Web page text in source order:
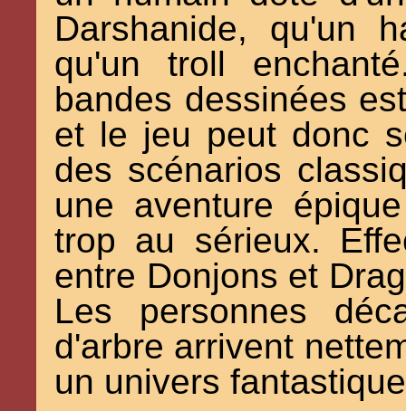
Darshanide, qu'un
qu'un troll
bandes dessinées
et le jeu peut donc
des scénarios
une aventure
trop au sérieux.
entre Donjons et
Les personnes
d'arbre arrivent
un univers